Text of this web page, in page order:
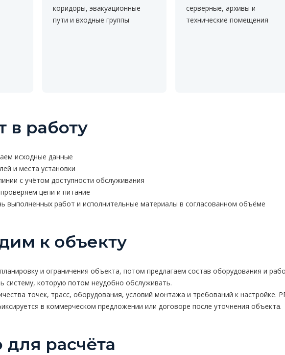
коридоры, эвакуационные
пути и входные группы
серверные, архивы и
технические помещения
в работу
исходные данные
и места установки
с учётом доступности обслуживания
цепи и питание
выполненных работ и исполнительные материалы в согласованном объёме
к объекту
и ограничения объекта, потом предлагаем состав оборудования и
систему, которую потом неудобно обслуживать.
точек, трасс, оборудования, условий монтажа и требований к настройке.
в коммерческом предложении или договоре после уточнения объекта.
расчёта